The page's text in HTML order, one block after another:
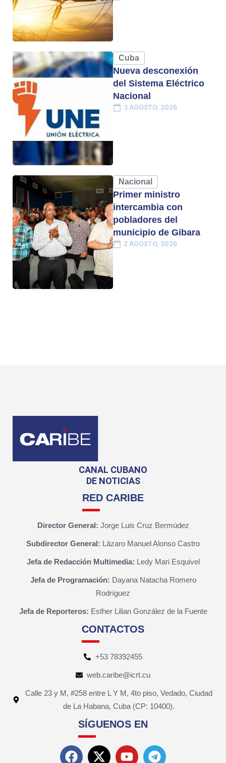
Cuba
Nueva desconexión
del Sistema Eléctrico
Nacional
3 AGOSTO, 2026
Nacional
Primer ministro
intercambia con
pobladores del
municipio de Gibara
2 AGOSTO, 2026
CANAL CUBANO
DE NOTICIAS
RED CARIBE
Director General: Jorge Luis Cruz Bermúdez
Subdirector General: Lázaro Manuel Alonso Castro
Jefa de Redacción Multimedia: Ledy Mari Esquivel
Jefa de Programación: Dayana Natacha Romero
Rodríguez
Jefa de Reporteros: Esther Lilian González de la Fuente
CONTACTOS
+53 78392455
web.caribe@icrt.cu
Calle 23 y M, #258 entre L Y M, 4to piso, Vedado, Ciudad
de La Habana, Cuba (CP: 10400).
SÍGUENOS EN